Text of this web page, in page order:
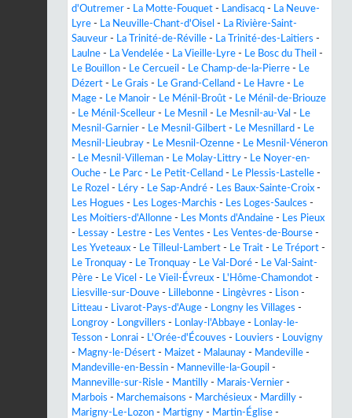
d'Outremer - La Motte-Fouquet - Landisacq - La Neuve-
Lyre - La Neuville-Chant-d'Oisel - La Rivière-Saint-
Sauveur - La Trinité-de-Réville - La Trinité-des-Laitiers -
Laulne - La Vendelée - La Vieille-Lyre - Le Bosc du Theil -
Le Bouillon - Le Cercueil - Le Champ-de-la-Pierre - Le
Dézert - Le Grais - Le Grand-Celland - Le Havre - Le
Mage - Le Manoir - Le Ménil-Broût - Le Ménil-de-Briouze
- Le Ménil-Scelleur - Le Mesnil - Le Mesnil-au-Val - Le
Mesnil-Garnier - Le Mesnil-Gilbert - Le Mesnillard - Le
Mesnil-Lieubray - Le Mesnil-Ozenne - Le Mesnil-Véneron
- Le Mesnil-Villeman - Le Molay-Littry - Le Noyer-en-
Ouche - Le Parc - Le Petit-Celland - Le Plessis-Lastelle -
Le Rozel - Léry - Le Sap-André - Les Baux-Sainte-Croix -
Les Hogues - Les Loges-Marchis - Les Loges-Saulces -
Les Moitiers-d'Allonne - Les Monts d'Andaine - Les Pieux
- Lessay - Lestre - Les Ventes - Les Ventes-de-Bourse -
Les Yveteaux - Le Tilleul-Lambert - Le Trait - Le Tréport -
Le Tronquay - Le Tronquay - Le Val-Doré - Le Val-Saint-
Père - Le Vicel - Le Vieil-Évreux - L'Hôme-Chamondot -
Liesville-sur-Douve - Lillebonne - Lingèvres - Lison -
Litteau - Livarot-Pays-d'Auge - Longny les Villages -
Longroy - Longvillers - Lonlay-l'Abbaye - Lonlay-le-
Tesson - Lonrai - L'Orée-d'Écouves - Louviers - Louvigny
- Magny-le-Désert - Maizet - Malaunay - Mandeville -
Mandeville-en-Bessin - Manneville-la-Goupil -
Manneville-sur-Risle - Mantilly - Marais-Vernier -
Marbois - Marchemaisons - Marchésieux - Mardilly -
Marigny-Le-Lozon - Martigny - Martin-Église -